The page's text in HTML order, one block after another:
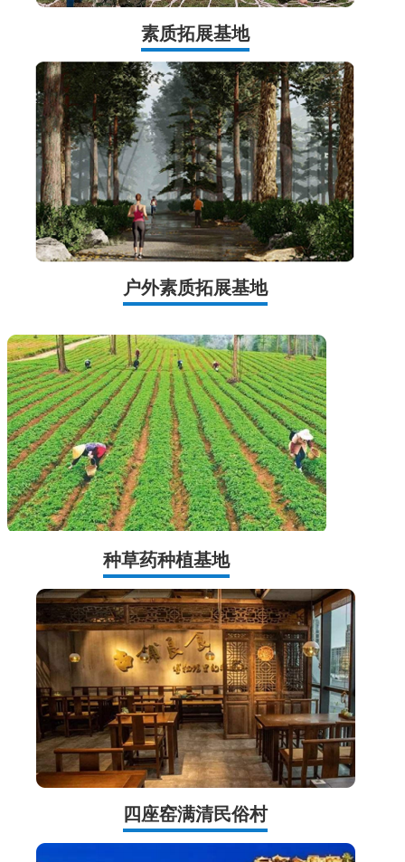
素质拓展基地
户外素质拓展基地
种草药种植基地
四座窑满清民俗村